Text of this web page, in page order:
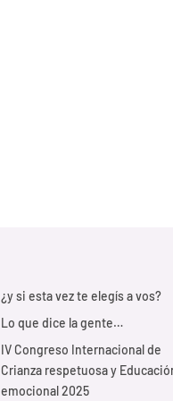
¿y si esta vez te elegís a vos?
Lo que dice la gente…
IV Congreso Internacional de
Crianza respetuosa y
emocional 2025